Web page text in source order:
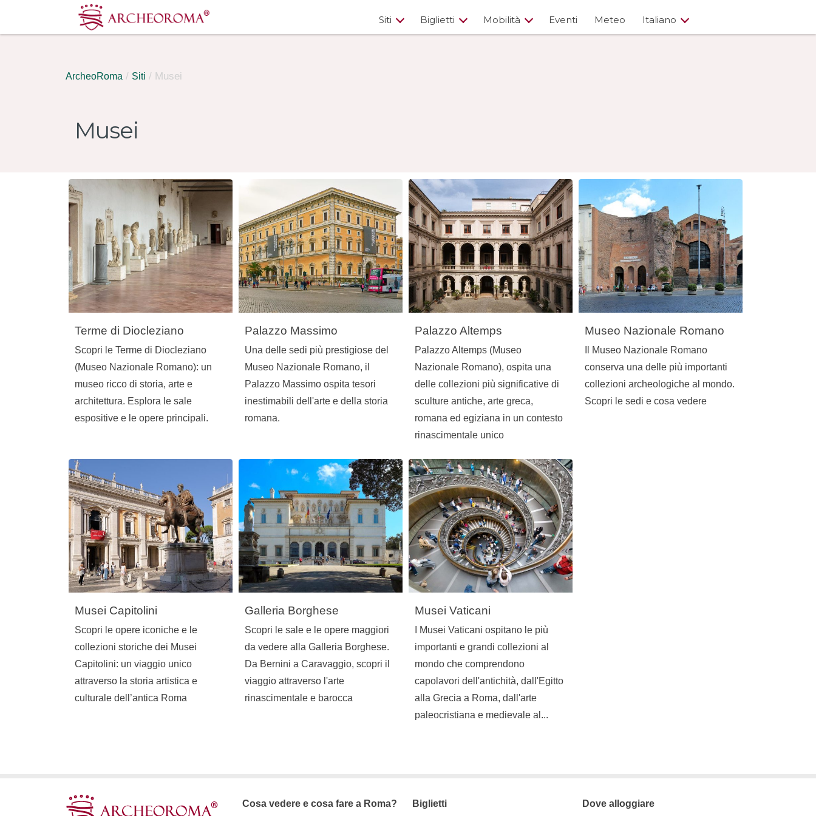
Siti Biglietti Mobilità Eventi Meteo Italiano
ArcheoRoma / Siti / Musei
Musei
Terme di Diocleziano
Scopri le Terme di Diocleziano
(Museo Nazionale Romano): un
museo ricco di storia, arte e
architettura. Esplora le sale
espositive e le opere principali.
Palazzo Massimo
Una delle sedi più prestigiose del
Museo Nazionale Romano, il
Palazzo Massimo ospita tesori
inestimabili dell'arte e della storia
romana.
Palazzo Altemps
Palazzo Altemps (Museo
Nazionale Romano), ospita una
delle collezioni più significative di
sculture antiche, arte greca,
romana ed egiziana in un contesto
rinascimentale unico
Museo Nazionale Romano
Il Museo Nazionale Romano
conserva una delle più importanti
collezioni archeologiche al mondo.
Scopri le sedi e cosa vedere
Musei Capitolini
Scopri le opere iconiche e le
collezioni storiche dei Musei
Capitolini: un viaggio unico
attraverso la storia artistica e
culturale dell’antica Roma
Galleria Borghese
Scopri le sale e le opere maggiori
da vedere alla Galleria Borghese.
Da Bernini a Caravaggio, scopri il
viaggio attraverso l'arte
rinascimentale e barocca
Musei Vaticani
I Musei Vaticani ospitano le più
importanti e grandi collezioni al
mondo che comprendono
capolavori dell'antichità, dall'Egitto
alla Grecia a Roma, dall'arte
paleocristiana e medievale al...
Cosa vedere e cosa fare a Roma? Biglietti Dove alloggiare